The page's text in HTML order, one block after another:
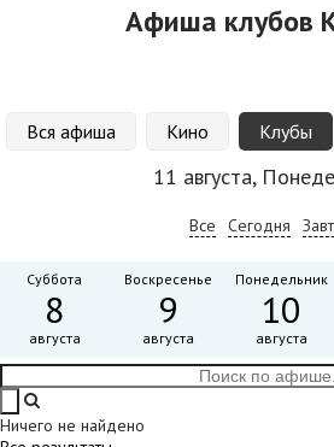
Афиша клубов
Вся афиша Кино Клубы
11 августа,
Все Сегодня
Суббота
8
августа
Воскресенье
9
августа
Понедельник
10
августа
Ничего не найдено